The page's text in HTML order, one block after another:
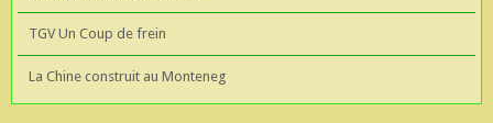
TGV Un Coup de frein
La Chine construit au Monteneg